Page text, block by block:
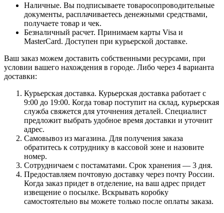
Наличные. Вы подписываете товаросопроводительные
документы, расплачиваетесь денежными средствами,
получаете товар и чек.
Безналичный расчет. Принимаем карты Visa и
MasterCard. Доступен при курьерской доставке.
Ваш заказ можем доставить собственными ресурсами, при
условии вашего нахождения в городе. Либо через 4 варианта
доставки:
Курьерская доставка. Курьерская доставка работает с
9:00 до 19:00. Когда товар поступит на склад, курьерская
служба свяжется для уточнения деталей. Специалист
предложит выбрать удобное время доставки и уточнит
адрес.
Самовывоз из магазина. Для получения заказа
обратитесь к сотруднику в кассовой зоне и назовите
номер.
Сотрудничаем с постаматами. Срок хранения — 3 дня.
Предоставляем почтовую доставку через почту России.
Когда заказ придет в отделение, на ваш адрес придет
извещение о посылке. Вскрывать коробку
самостоятельно вы можете только после оплаты заказа.